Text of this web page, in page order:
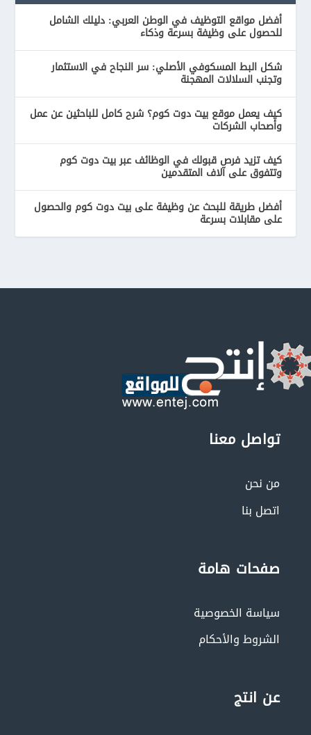
أفضل مواقع التوظيف في الوطن العربي: دليلك الشامل
للحصول على وظيفة بسرعة وذكاء
شكل البط المسكوفي الأصلي: سر النجاح في الاستثمار
وتجنب السلالات المهجنة
كيف يعمل موقع بيت دوت كوم؟ شرح كامل للباحثين عن عمل
وأصحاب الشركات
كيف تزيد فرص قبولك في الوظائف عبر بيت دوت كوم
وتتفوق على آلاف المتقدمين
أفضل طريقة للبحث عن وظيفة على بيت دوت كوم والحصول
على مقابلات بسرعة
تواصل معنا
من نحن
اتصل بنا
صفحات هامة
سياسة الخصوصية
الشروط والأحكام
عن انتج